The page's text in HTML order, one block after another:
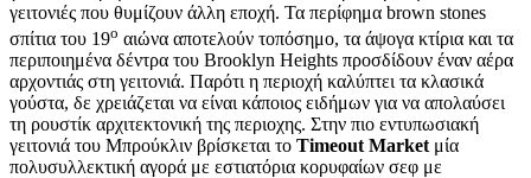
γειτονιές που θυμίζουν άλλη εποχή. Τα περίφημα brown stones
σπίτια του 19ο αιώνα αποτελούν τοπόσημο, τα άψογα κτίρια και τα
περιποιημένα δέντρα του Brooklyn Heights προσδίδουν έναν αέρα
αρχοντιάς στη γειτονιά. Παρότι η περιοχή καλύπτει τα κλασικά
γούστα, δε χρειάζεται να είναι κάποιος ειδήμων για να απολαύσει
τη ρουστίκ αρχιτεκτονική της περιοχης. Στην πιο εντυπωσιακή
γειτονιά του Μπρούκλιν βρίσκεται το Timeout Market μία
πολυσυλλεκτική αγορά με εστιατόρια κορυφαίων σεφ με